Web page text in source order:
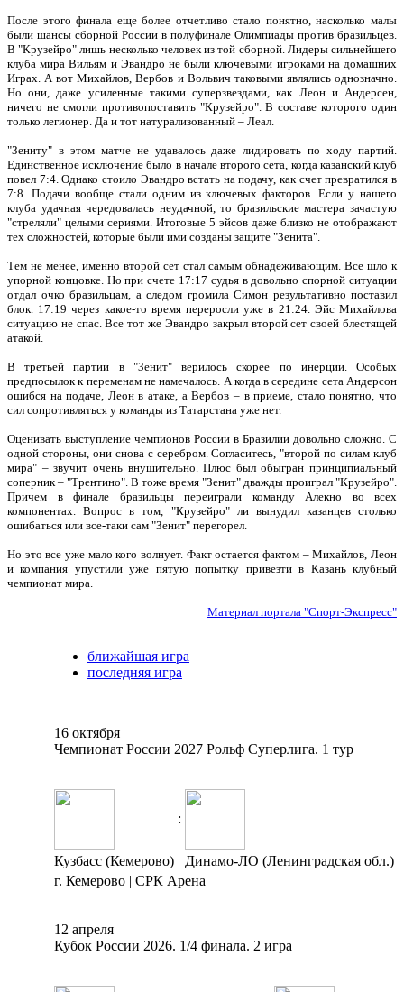
После этого финала еще более отчетливо стало понятно, насколько малы
были шансы сборной России в полуфинале Олимпиады против бразильцев.
В "Крузейро" лишь несколько человек из той сборной. Лидеры сильнейшего
клуба мира Вильям и Эвандро не были ключевыми игроками на домашних
Играх. А вот Михайлов, Вербов и Вольвич таковыми являлись однозначно.
Но они, даже усиленные такими суперзвездами, как Леон и Андерсен,
ничего не смогли противопоставить "Крузейро". В составе которого один
только легионер. Да и тот натурализованный – Леал.
"Зениту" в этом матче не удавалось даже лидировать по ходу партий.
Единственное исключение было в начале второго сета, когда казанский клуб
повел 7:4. Однако стоило Эвандро встать на подачу, как счет превратился в
7:8. Подачи вообще стали одним из ключевых факторов. Если у нашего
клуба удачная чередовалась неудачной, то бразильские мастера зачастую
"стреляли" целыми сериями. Итоговые 5 эйсов даже близко не отображают
тех сложностей, которые были ими созданы защите "Зенита".
Тем не менее, именно второй сет стал самым обнадеживающим. Все шло к
упорной концовке. Но при счете 17:17 судья в довольно спорной ситуации
отдал очко бразильцам, а следом громила Симон результативно поставил
блок. 17:19 через какое-то время переросли уже в 21:24. Эйс Михайлова
ситуацию не спас. Все тот же Эвандро закрыл второй сет своей блестящей
атакой.
В третьей партии в "Зенит" верилось скорее по инерции. Особых
предпосылок к переменам не намечалось. А когда в середине сета Андерсон
ошибся на подаче, Леон в атаке, а Вербов – в приеме, стало понятно, что
сил сопротивляться у команды из Татарстана уже нет.
Оценивать выступление чемпионов России в Бразилии довольно сложно. С
одной стороны, они снова с серебром. Согласитесь, "второй по силам клуб
мира" – звучит очень внушительно. Плюс был обыгран принципиальный
соперник – "Трентино". В тоже время "Зенит" дважды проиграл "Крузейро".
Причем в финале бразильцы переиграли команду Алекно во всех
компонентах. Вопрос в том, "Крузейро" ли вынудил казанцев столько
ошибаться или все-таки сам "Зенит" перегорел.
Но это все уже мало кого волнует. Факт остается фактом – Михайлов, Леон
и компания упустили уже пятую попытку привезти в Казань клубный
чемпионат мира.
Материал портала "Спорт-Экспресс"
ближайшая игра
последняя игра
16 октября
Чемпионат России 2027 Рольф Суперлига. 1 тур
:
Кузбасс (Кемерово)
Динамо-ЛО (Ленинградская обл.)
г. Кемерово | СРК Арена
12 апреля
Кубок России 2026. 1/4 финала. 2 игра